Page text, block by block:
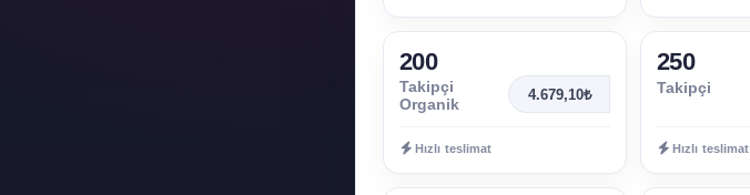
200
Takipçi
Organik
4.679,10₺
Hızlı teslimat
250
Takipçi
Hızlı teslimat